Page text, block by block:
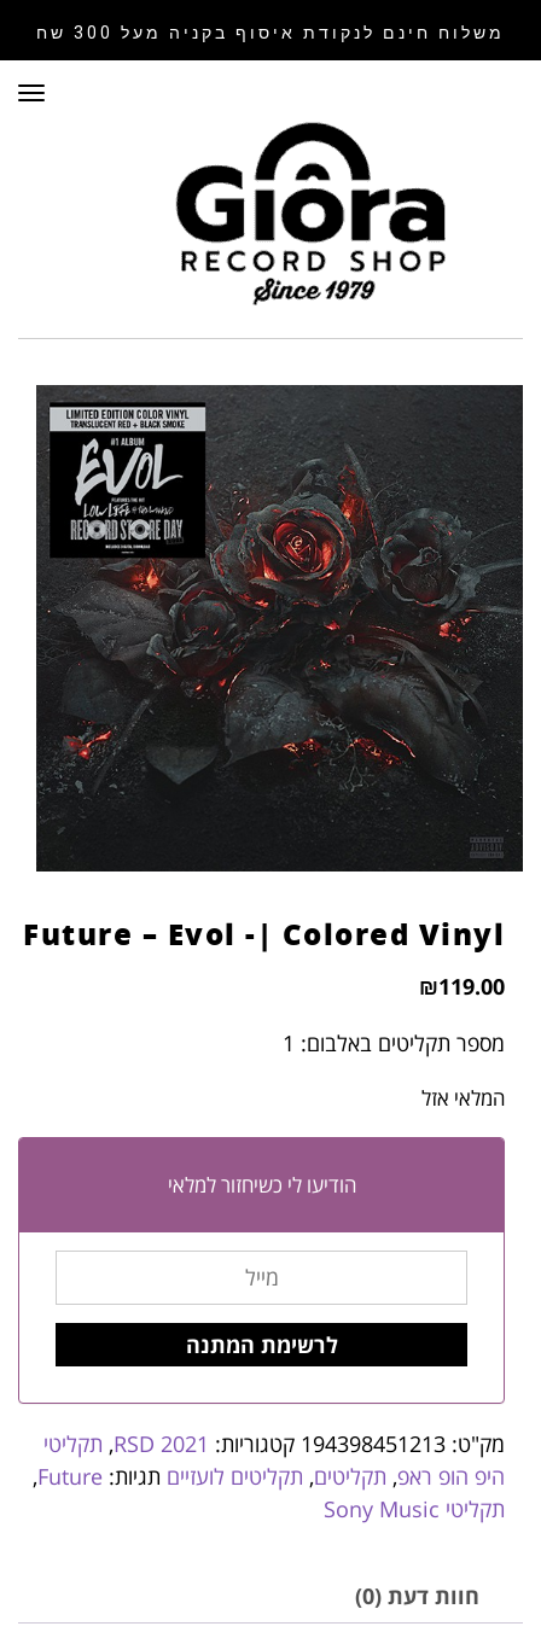
משלוח חינם לנקודת איסוף בקניה מעל 300 שח
Future – Evol -| Colored Vinyl
₪119.00
מספר תקליטים באלבום: 1
המלאי אזל
הודיעו לי כשיחזור למלאי
מק"ט: 194398451213 קטגוריות: RSD 2021
, תקליטי
היפ הופ ראפ, תקליטים, תקליטים לועזיים תגיות: Future
,
תקליטי Sony Music
חוות דעת (0)